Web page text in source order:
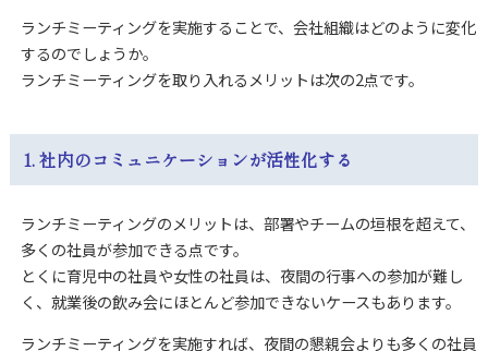
ランチミーティングを実施することで、会社組織はどのように変化
するのでしょうか。
ランチミーティングを取り入れるメリットは次の2点です。
1. 社内のコミュニケーションが活性化する
ランチミーティングのメリットは、部署やチームの垣根を超えて、
多くの社員が参加できる点です。
とくに育児中の社員や女性の社員は、夜間の行事への参加が難し
く、就業後の飲み会にほとんど参加できないケースもあります。
ランチミーティングを実施すれば、夜間の懇親会よりも多くの社員